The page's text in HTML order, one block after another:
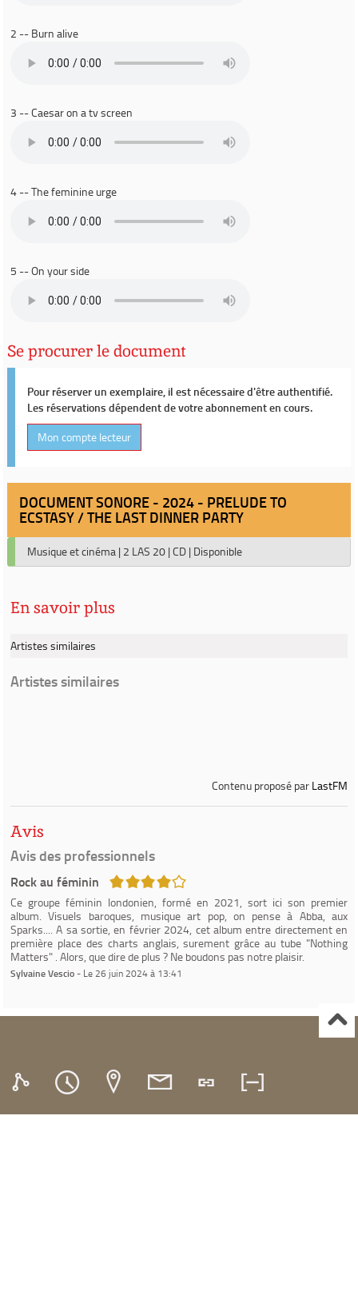
2 -- Burn alive
3 -- Caesar on a tv screen
4 -- The feminine urge
5 -- On your side
Se procurer le document
Pour réserver un exemplaire, il est nécessaire d'être authentifié.
Les réservations dépendent de votre abonnement en cours.
Mon compte lecteur
DOCUMENT SONORE - 2024 - PRELUDE TO
ECSTASY / THE LAST DINNER PARTY
Musique et cinéma | 2 LAS 20 | CD | Disponible
En savoir plus
Artistes similaires
Artistes similaires
Contenu proposé par LastFM
Avis
Avis des professionnels
Rock au féminin 4/5
Ce groupe féminin londonien, formé en 2021, sort ici son premier
album. Visuels baroques, musique art pop, on pense à Abba, aux
Sparks.... A sa sortie, en février 2024, cet album entre directement en
première place des charts anglais, surement grâce au tube "Nothing
Matters" . Alors, que dire de plus ? Ne boudons pas notre plaisir.
Sylvaine Vescio- Le 26 juin 2024 à 13:41